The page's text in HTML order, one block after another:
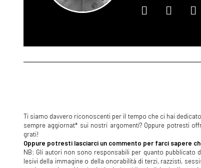
Ti siamo davvero riconoscenti per il tempo che ci hai
sempre aggiornat* sui nostri argomenti? Oppure potresti
grati!
Oppure potresti lasciarci un commento per farci sapere
NB: Gli autori non sono responsabili per quanto
lesivi della immagine o della onorabilità di terzi, razzisti,